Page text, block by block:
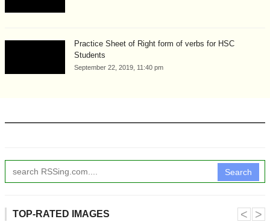
Practice Sheet of Right form of verbs for HSC
Students
September 22, 2019, 11:40 pm
Search
TOP-RATED IMAGES ˂ ˃